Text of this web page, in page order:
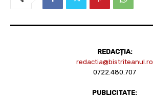
REDACȚIA:
redactia@bistriteanul.ro
0722.480.707
PUBLICITATE: